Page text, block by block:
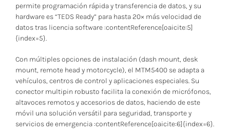
permite programación rápida y transferencia de datos, y su
hardware es “TEDS Ready” para hasta 20× más velocidad de
datos tras licencia software :contentReference[oaicite:5]
{index=5}.
Con múltiples opciones de instalación (dash mount, desk
mount, remote head y motorcycle), el MTM5400 se adapta a
vehículos, centros de control y aplicaciones especiales. Su
conector multipin robusto facilita la conexión de micrófonos,
altavoces remotos y accesorios de datos, haciendo de este
móvil una solución versátil para seguridad, transporte y
servicios de emergencia :contentReference[oaicite:6]{index=6}.